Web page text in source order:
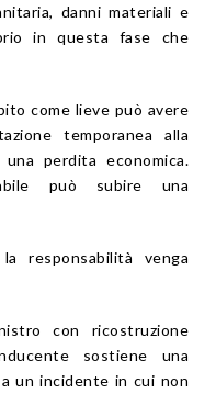
danni materiali e
in questa fase che
come lieve può avere
temporanea alla
perdita economica.
può subire una
responsabilità venga
con ricostruzione
sostiene una
un incidente in cui non